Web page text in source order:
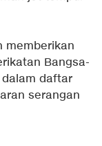
memberikan
Bangsa-
dalam daftar
serangan